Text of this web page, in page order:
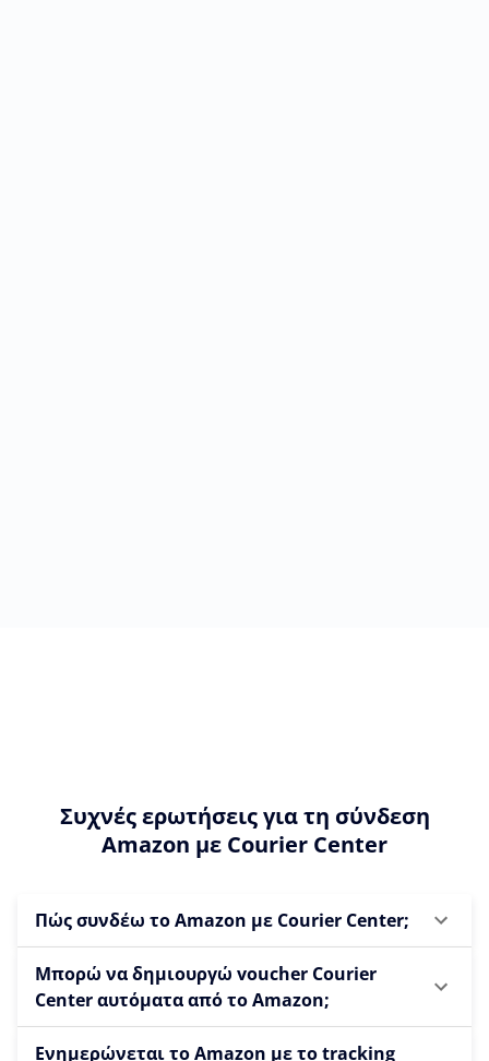
Συχνές ερωτήσεις για τη σύνδεση
Amazon με Courier Center
Πώς συνδέω το Amazon με Courier Center;
Μπορώ να δημιουργώ voucher Courier
Center αυτόματα από το Amazon;
Ενημερώνεται το Amazon με το tracking